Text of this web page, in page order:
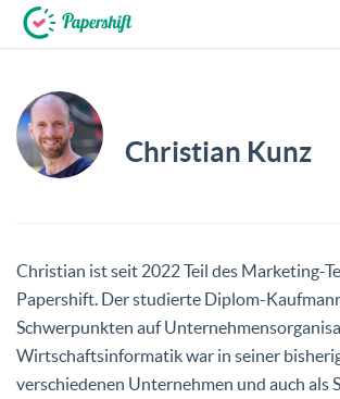
+49 721 50 95 79 69
Christian Kunz
Christian ist seit 2022 Teil des Marketing-
Papershift. Der studierte Diplom-
Schwerpunkten auf
Wirtschaftsinformatik war in seiner
verschiedenen Unternehmen und auch als